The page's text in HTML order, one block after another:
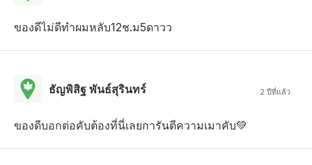
ของดีไม่ดีทำผมหลับ12ช.ม5ดาวว
ธัญพิสิฐ พันธ์สุรินทร์ 2 ปีที่แล้ว
ของดีบอกต่อคับต้องที่นี่เลยการันตีความเมาคับ💚